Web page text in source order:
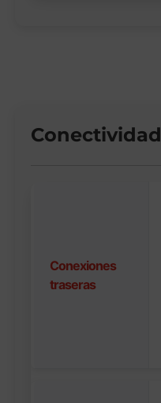
Conectividad
Conexiones
traseras